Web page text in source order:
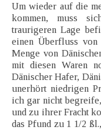
Um wieder auf die
kommen, muss
traurigeren Lage
einen Überfluss
Menge von
mit diesen Waren
Dänischer Hafer,
unerhört niedrigen
ich gar nicht
und zu ihrer Fracht
das Pfund zu 1 1/2